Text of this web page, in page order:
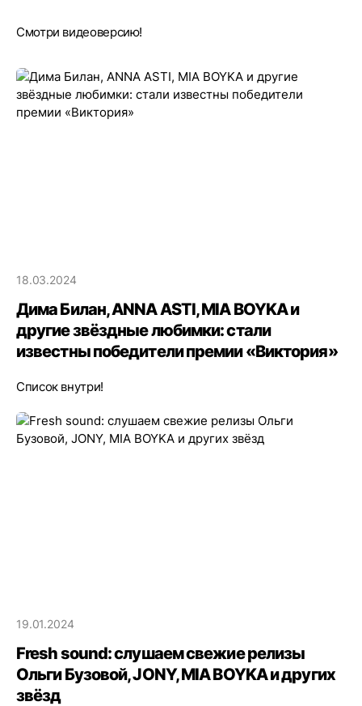
Смотри видеоверсию!
18.03.2024
Дима Билан, ANNA ASTI, MIA BOYKA и
другие звёздные любимки: стали
известны победители премии «Виктория»
Список внутри!
19.01.2024
Fresh sound: слушаем свежие релизы
Ольги Бузовой, JONY, MIA BOYKA и других
звёзд